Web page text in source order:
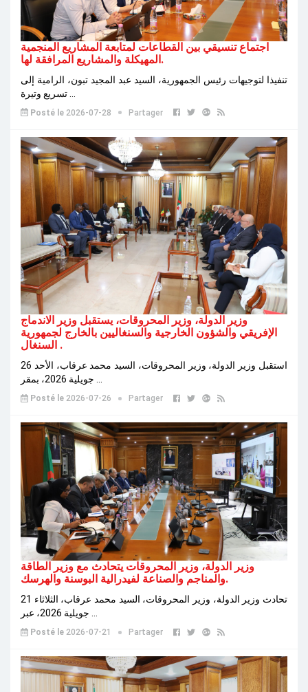
اجتماع تنسيقي بين القطاعات لمتابعة المشاريع المنجمية
المهيكلة والمشاريع المرافقة لها.
تنفيذا لتوجيهات رئيس الجمهورية، السيد عبد المجيد تبون، الرامية إلى
Posté le2026-07-28 Partager
وزير الدولة، وزير المحروقات، يستقبل وزير الاندماج
الإفريقي والشؤون الخارجية والسنغاليين بالخارج لجمهورية
السنغال .
استقبل وزير الدولة، وزير المحروقات، السيد محمد عرقاب، الأحد 26
جويلية 2026، بمقر ...
Posté le2026-07-26 Partager
وزير الدولة، وزير المحروقات يتحادث مع وزير الطاقة
والمناجم والصناعة لفيدرالية البوسنة والهرسك.
تحادث وزير الدولة، وزير المحروقات، السيد محمد عرقاب، الثلاثاء 21
جويلية 2026، عبر ...
Posté le2026-07-21 Partager